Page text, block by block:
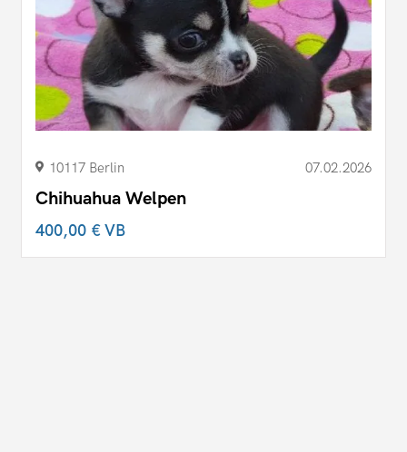
10117 Berlin 07.02.2026
Chihuahua Welpen
400,00 €VB